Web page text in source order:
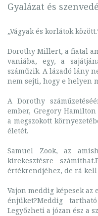
Gyalázat és
„Vágyak és korlátok
Dorothy Millert, a fiatal
vaniába, egy, a
száműzik. A lázadó lány
nem sejti, hogy e helyen
A Dorothy
ember, Gregory
a megszokott
életét.
Samuel Zook, az
kirekesztésre
értékrendjéhez, de rá
Vajon meddig képesek
énjüket?Meddig
Legyőzheti a józan ész a